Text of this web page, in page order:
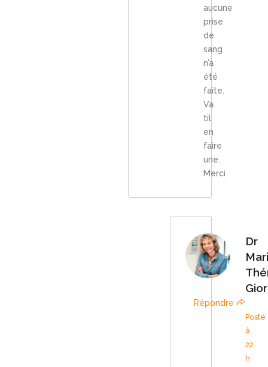
aucune
prise
de
sang
n’a
été
faite.
Va
til
en
faire
une.
Merci
Dr
Répondre
Posté
à
22
h